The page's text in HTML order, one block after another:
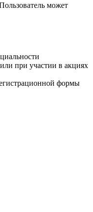
может
при участии в акциях
формы